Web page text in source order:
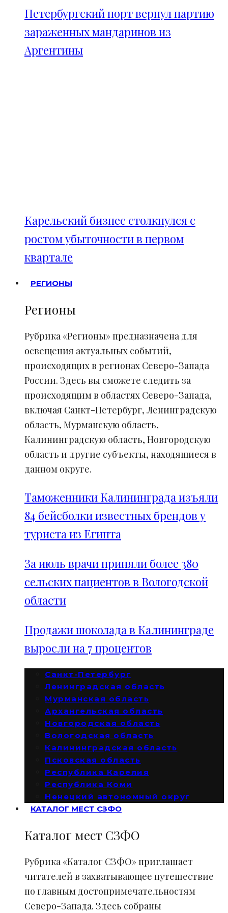
Петербургский порт вернул партию
зараженных мандаринов из
Аргентины
Карельский бизнес столкнулся с
ростом убыточности в первом
квартале
РЕГИОНЫ
Регионы
Рубрика «Регионы» предназначена для
освещения актуальных событий,
происходящих в регионах Северо-Запада
России. Здесь вы сможете следить за
происходящим в областях Северо-Запада,
включая Санкт-Петербург, Ленинградскую
область, Мурманскую область,
Калининградскую область, Новгородскую
область и другие субъекты, находящиеся в
данном округе.
Таможенники Калининграда изъяли
84 бейсболки известных брендов у
туриста из Египта
За июль врачи приняли более 380
сельских пациентов в Вологодской
области
Продажи шоколада в Калининграде
выросли на 7 процентов
Санкт-Петербург
Ленинградская область
Мурманская область
Архангельская область
Новгородская область
Вологодская область
Калининградская область
Псковская область
Республика Карелия
Республика Коми
Ненецкий автономный округ
КАТАЛОГ МЕСТ СЗФО
Каталог мест СЗФО
Рубрика «Каталог СЗФО» приглашает
читателей в захватывающее путешествие
по главным достопримечательностям
Северо-Запада. Здесь собраны